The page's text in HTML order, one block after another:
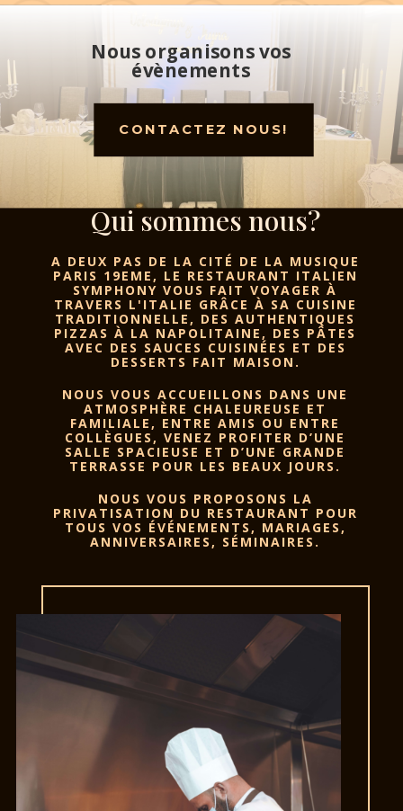
Nous organisons vos
évènements
CONTACTEZ NOUS!
Qui sommes nous?
A DEUX PAS DE LA CITÉ DE LA MUSIQUE
PARIS 19EME, LE RESTAURANT ITALIEN
SYMPHONY VOUS FAIT VOYAGER À
TRAVERS L'ITALIE GRÂCE À SA CUISINE
TRADITIONNELLE, DES AUTHENTIQUES
PIZZAS À LA NAPOLITAINE, DES PÂTES
AVEC DES SAUCES CUISINÉES ET DES
DESSERTS FAIT MAISON .
NOUS VOUS ACCUEILLONS DANS UNE
ATMOSPHÈRE CHALEUREUSE ET
FAMILIALE, ENTRE AMIS OU ENTRE
COLLÈGUES, VENEZ PROFITER D’UNE
SALLE SPACIEUSE ET D’UNE GRANDE
TERRASSE POUR LES BEAUX JOURS.
NOUS VOUS PROPOSONS LA
PRIVATISATION DU RESTAURANT POUR
TOUS VOS ÉVÉNEMENTS, MARIAGES,
ANNIVERSAIRES, SÉMINAIRES.